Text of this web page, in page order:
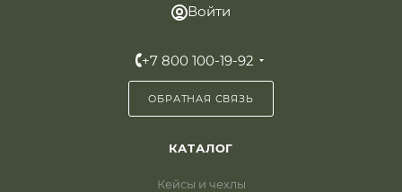
Войти
+7 800 100-19-92
ОБРАТНАЯ СВЯЗЬ
КАТАЛОГ
Кейсы и чехлы